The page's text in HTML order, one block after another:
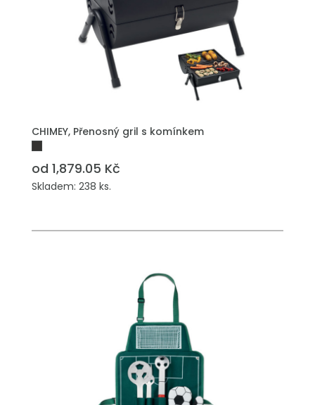
CHIMEY, Přenosný gril s komínkem
od 1,879.05 Kč
Skladem: 238 ks.